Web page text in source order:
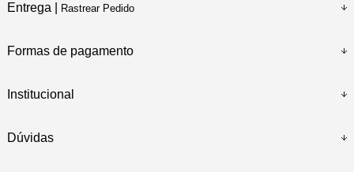
Entrega | Rastrear Pedido
Formas de pagamento
Institucional
Dúvidas